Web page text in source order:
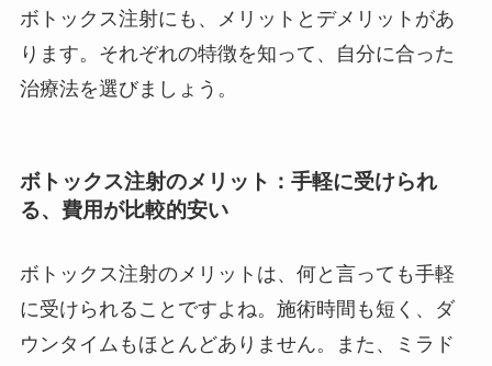
ボトックス注射にも、メリットとデメリットがあ
ります。それぞれの特徴を知って、自分に合った
治療法を選びましょう。
ボトックス注射のメリット：手軽に受けられ
る、費用が比較的安い
ボトックス注射のメリットは、何と言っても手軽
に受けられることですよね。施術時間も短く、ダ
ウンタイムもほとんどありません。また、ミラド